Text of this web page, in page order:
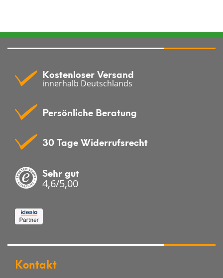
Kostenloser Versand
innerhalb Deutschlands
Persönliche Beratung
30 Tage Widerrufsrecht
Sehr gut
4,6/5,00
Kontakt